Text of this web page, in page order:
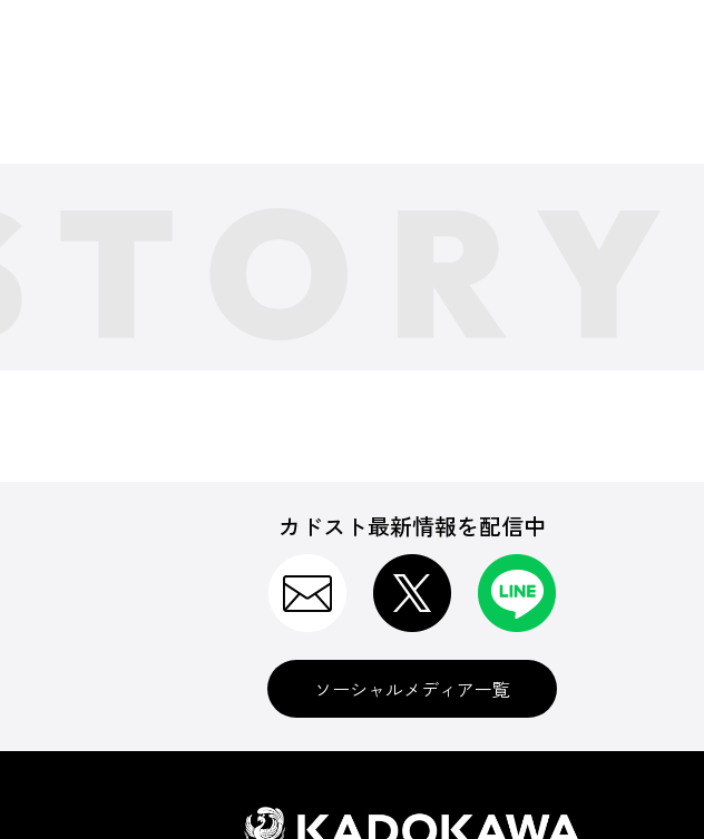
カドスト最新情報を配信中
ソーシャルメディア一覧